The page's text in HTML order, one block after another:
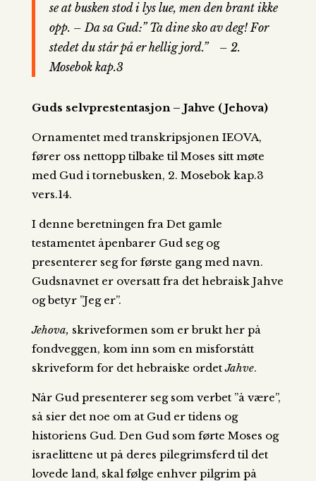
se at busken stod i lys lue, men den brant ikke
opp. – Da sa Gud:” Ta dine sko av deg! For
stedet du står på er hellig jord.”
– 2.
Mosebok kap.3
Guds selvprestentasjon – Jahve (Jehova)
Ornamentet med transkripsjonen IEOVA,
fører oss nettopp tilbake til Moses sitt møte
med Gud i tornebusken, 2. Mosebok kap.3
vers.14.
I denne beretningen fra Det gamle
testamentet åpenbarer Gud seg og
presenterer seg for første gang med navn.
Gudsnavnet er oversatt fra det hebraisk Jahve
og betyr ”Jeg er”.
Jehova, skriveformen som er brukt her på
fondveggen, kom inn som en misforstått
skriveform for det hebraiske ordetJahve.
Når Gud presenterer seg som verbet ”å være”,
så sier det noe om at Gud er tidens og
historiens Gud. Den Gud som førte Moses og
israelittene ut på deres pilegrimsferd til det
lovede land, skal følge enhver pilgrim på